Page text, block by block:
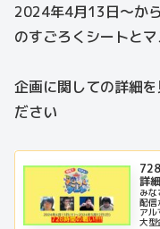
2024年4月13日～か
のすごろくシートと
企画に関しての詳細
ださい
詳細
み
配信
ア
大型